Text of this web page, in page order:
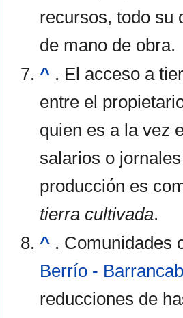
recursos, todo su
de mano de obra.
^ . El acceso a
entre el
quien es a la vez
salarios o
producción es
tierra cultivada.
^ . Comunidades
Berrío -
reducciones de